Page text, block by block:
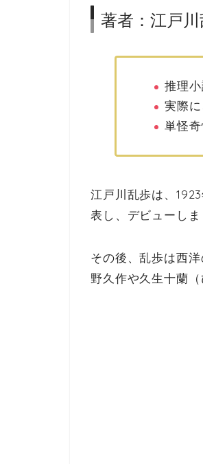
著者：江戸
推理
実際
単怪
江戸川乱歩は、
表し、デビューしま
その後、乱歩は西
野久作や久生十蘭